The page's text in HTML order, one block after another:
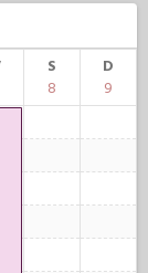
S
8
D
9